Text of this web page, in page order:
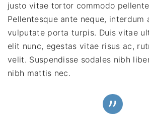
justo vitae tortor commodo
Pellentesque ante neque, interdum
vulputate porta turpis. Duis vitae
elit nunc, egestas vitae risus ac,
velit. Suspendisse sodales nibh
nibh mattis nec.